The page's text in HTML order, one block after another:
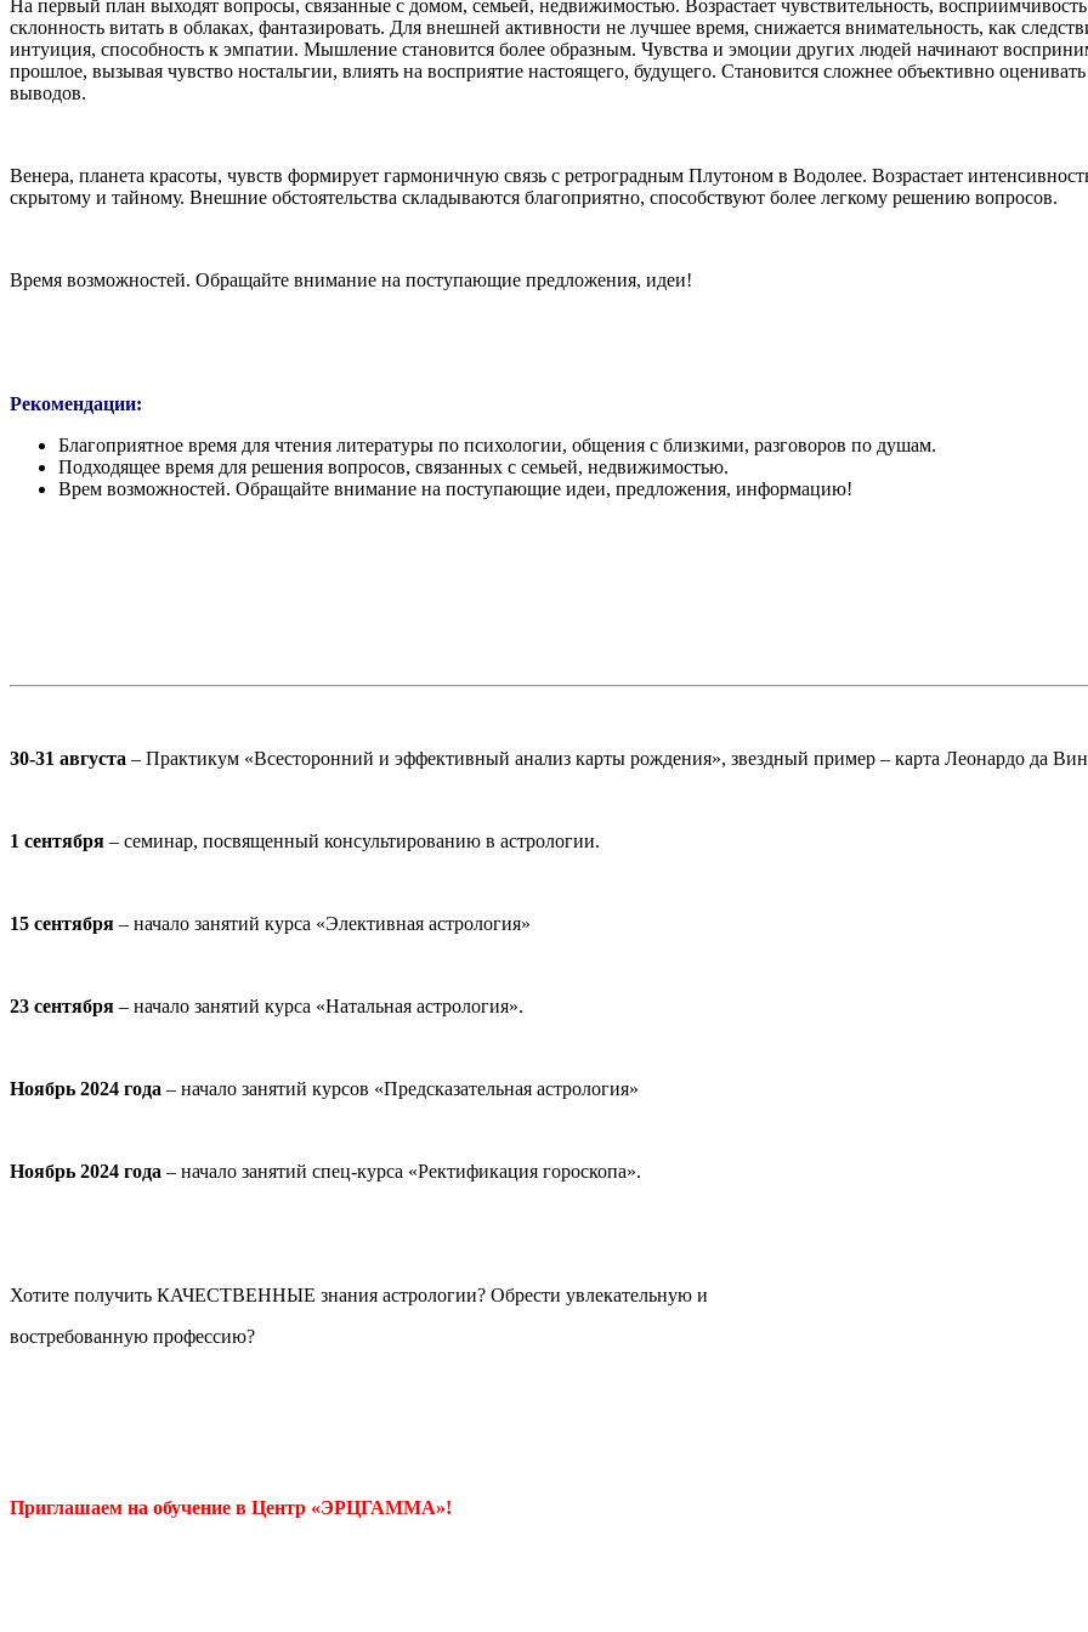
На первый план выходят вопросы, связанные с домом, семьей, недвижимостью. Возрастает чувствительность,
склонность витать в облаках, фантазировать. Для внешней активности не лучшее время, снижается внимательность, как
интуиция, способность к эмпатии. Мышление становится более образным. Чувства и эмоции других людей начинают
прошлое, вызывая чувство ностальгии, влиять на восприятие настоящего, будущего. Становится сложнее объективно
выводов.
Венера, планета красоты, чувств формирует гармоничную связь с ретроградным Плутоном в Водолее. Возрастает
скрытому и тайному. Внешние обстоятельства складываются благоприятно, способствуют более легкому решению вопросов.
Время возможностей. Обращайте внимание на поступающие предложения, идеи!
Рекомендации:
Благоприятное время для чтения литературы по психологии, общения с близкими, разговоров по душам.
Подходящее время для решения вопросов, связанных с семьей, недвижимостью.
Врем возможностей. Обращайте внимание на поступающие идеи, предложения, информацию!
30-31 августа – Практикум «Всесторонний и эффективный анализ карты рождения», звездный пример – карта Леонардо да
1 сентября – семинар, посвященный консультированию в астрологии.
15 сентября – начало занятий курса «Элективная астрология»
23 сентября – начало занятий курса «Натальная астрология».
Ноябрь 2024 года – начало занятий курсов «Предсказательная астрология»
Ноябрь 2024 года – начало занятий спец-курса «Ректификация гороскопа».
Хотите получить КАЧЕСТВЕННЫЕ знания астрологии? Обрести увлекательную и
востребованную профессию?
Приглашаем на обучение в Центр «ЭРЦГАММА»!